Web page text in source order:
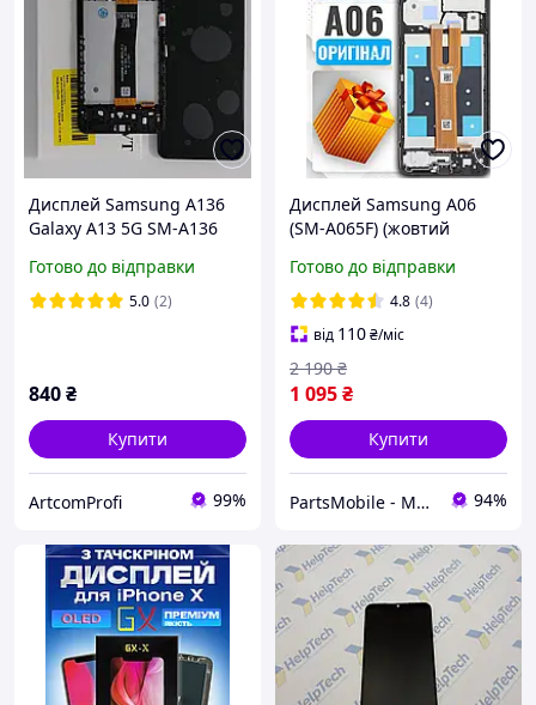
Дисплей Samsung A136
Galaxy A13 5G SM-A136
тачскріном та рамкою
Black
Готово до відправки
5.0 (2)
840₴
Купити
ArtcomProfi 99%
Дисплей Samsung A06
(SM-A065F) (жовтий
оригінальної якості ,
екран оригінал на
Самсунг А06
Готово до відправки
4.8 (4)
від 110₴/міс
1 095₴
2 190 ₴
Купити
PartsMobile - Магазин запчастин (телефони, планшети, ноутбуки) 94%